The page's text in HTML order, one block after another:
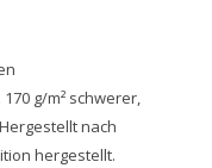
g/m² schwerer,
nach
hergestellt.